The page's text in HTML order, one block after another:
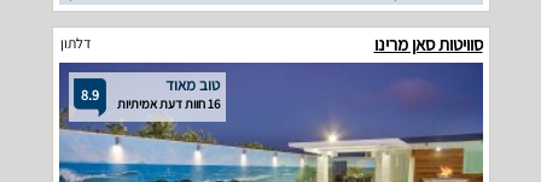
סוויטות סאן מרינו דלתון
8.9 טוב מאוד
16 חוות דעת אמיתיות